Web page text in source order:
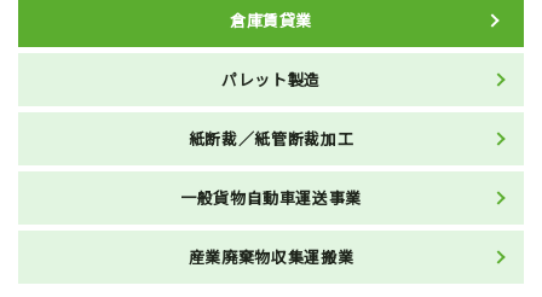
倉庫賃貸業
パレット製造
紙断裁／紙管断裁加工
一般貨物自動車運送事業
産業廃棄物収集運搬業